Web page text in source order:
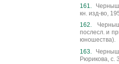
кн. изд-во,
послесл. и
юношества).
Рюрикова, с.